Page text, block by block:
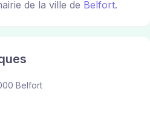
de la ville de Belfort.
Belfort